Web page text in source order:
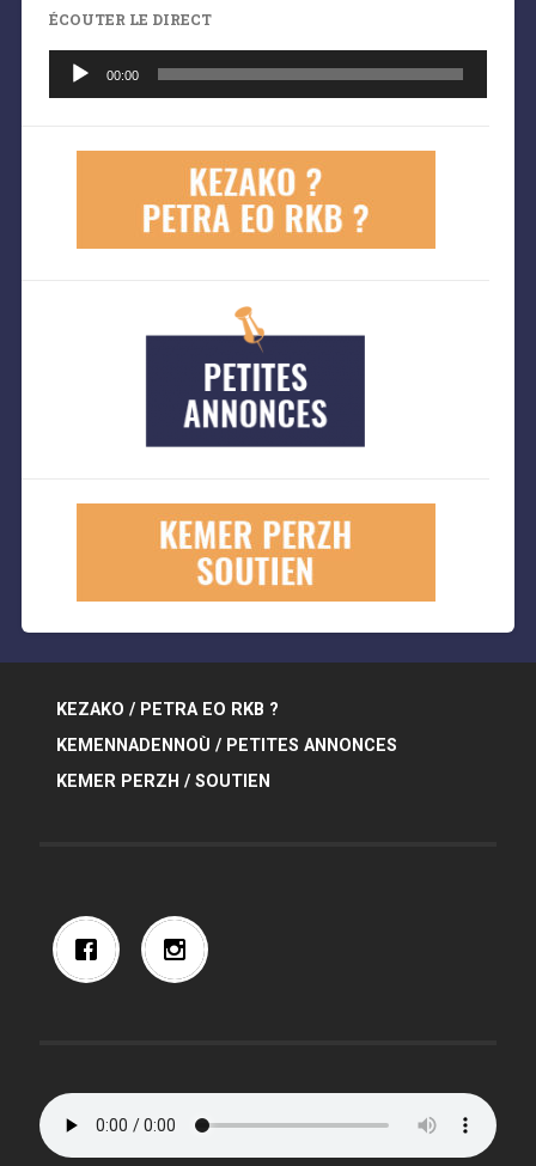
ÉCOUTER LE DIRECT
audio
00:00
KEZAKO / PETRA EO RKB ?
KEMENNADENNOÙ / PETITES ANNONCES
KEMER PERZH / SOUTIEN